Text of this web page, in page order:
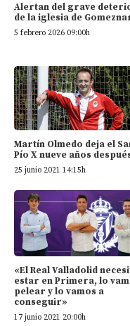
Alertan del grave
de la iglesia de
5 febrero 2026 09:00h
Martín Olmedo deja el
Pío X nueve años
25 junio 2021 14:15h
«El Real Valladolid
estar en Primera, lo
pelear y lo vamos a
conseguir»
17 junio 2021 20:00h